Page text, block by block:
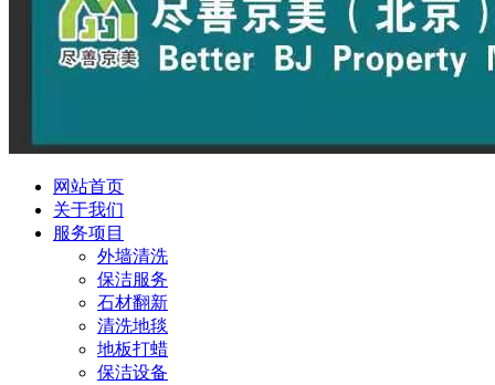
网站首页
关于我们
服务项目
外墙清洗
保洁服务
石材翻新
清洗地毯
地板打蜡
保洁设备